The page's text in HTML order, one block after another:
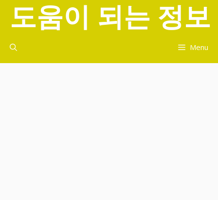
너
도움이 되는 정보
Menu